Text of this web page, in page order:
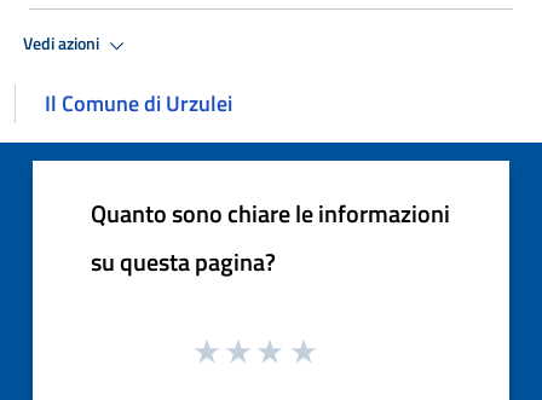
Vedi azioni
Il Comune di Urzulei
Quanto sono chiare le informazioni
su questa pagina?